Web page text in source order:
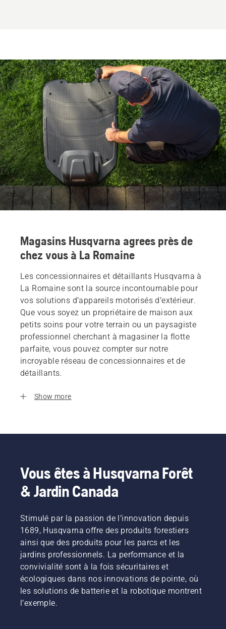
Magasins Husqvarna agrees près de
chez vous à La Romaine
Les concessionnaires et détaillants Husqvarna à
La Romaine sont la source incontournable pour
vos solutions d’appareils motorisés d’extérieur.
Que vous soyez un propriétaire de maison aux
petits soins pour votre terrain ou un paysagiste
professionnel cherchant à magasiner la flotte
parfaite, vous pouvez compter sur notre
incroyable réseau de concessionnaires et de
détaillants.
Show more
Vous êtes à Husqvarna Forêt
& Jardin Canada
Stimulé par la passion de l’innovation depuis
1689, Husqvarna offre des produits forestiers
ainsi que des produits pour les parcs et les
jardins professionnels. La performance et la
convivialité sont à la fois sécuritaires et
écologiques dans nos innovations de pointe, où
les solutions de batterie et la robotique montrent
l’exemple.